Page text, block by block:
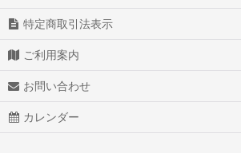
特定商取引法表示
ご利用案内
お問い合わせ
カレンダー